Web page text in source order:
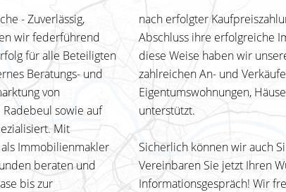
- Zuverlässig,
wir federführend
für alle Beteiligten
Beratungs- und
von
sowie auf
Mit
Immobilienmakler
beraten und
bis zur
nach erfolgter
Abschluss ihre erfolgreiche
diese Weise haben wir
zahlreichen An- und
Eigentumswohnungen,
unterstützt.
Sicherlich können wir auch
Vereinbaren Sie jetzt Ihren
Informationsgespräch! Wir